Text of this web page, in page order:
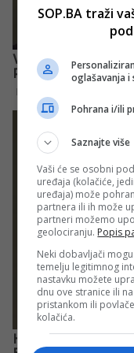
SOP.BA traži
oglašavanja i
Pohrana i/ili
Saznajte više
Vaši će se osobni
uređaja (kolačiće,
uređaja) može
partnera ili ih može
partneri možemo
geolociranju. Popis
Neki dobavljači
temelju legitimnog
nastavku možete
dnu ove stranice ili
pristankom ili
kolačića.